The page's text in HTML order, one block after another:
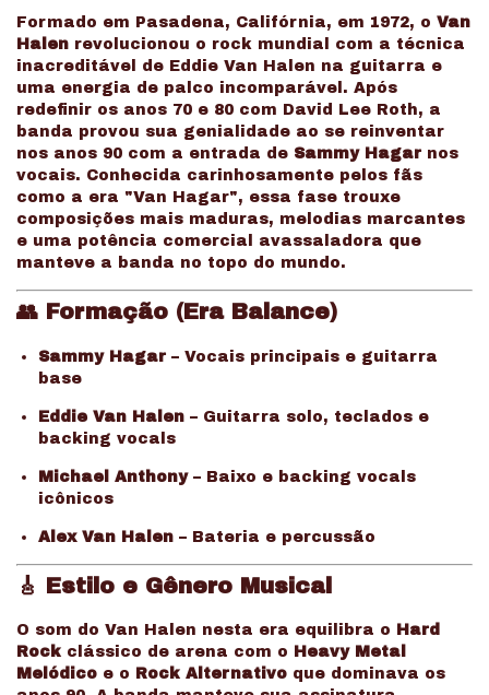
Formado em Pasadena, Califórnia, em 1972, o Van
Halen revolucionou o rock mundial com a técnica
inacreditável de Eddie Van Halen na guitarra e
uma energia de palco incomparável. Após
redefinir os anos 70 e 80 com David Lee Roth, a
banda provou sua genialidade ao se reinventar
nos anos 90 com a entrada de Sammy Hagar nos
vocais. Conhecida carinhosamente pelos fãs
como a era "Van Hagar", essa fase trouxe
composições mais maduras, melodias marcantes
e uma potência comercial avassaladora que
manteve a banda no topo do mundo.
👥 Formação (Era Balance)
Sammy Hagar – Vocais principais e guitarra
base
Eddie Van Halen – Guitarra solo, teclados e
backing vocals
Michael Anthony– Baixo e backing vocals
icônicos
Alex Van Halen – Bateria e percussão
🎸 Estilo e Gênero Musical
O som do Van Halen nesta era equilibra o
Hard
Rock clássico de arena com o
Heavy Metal
Melódico e o Rock Alternativo que dominava os